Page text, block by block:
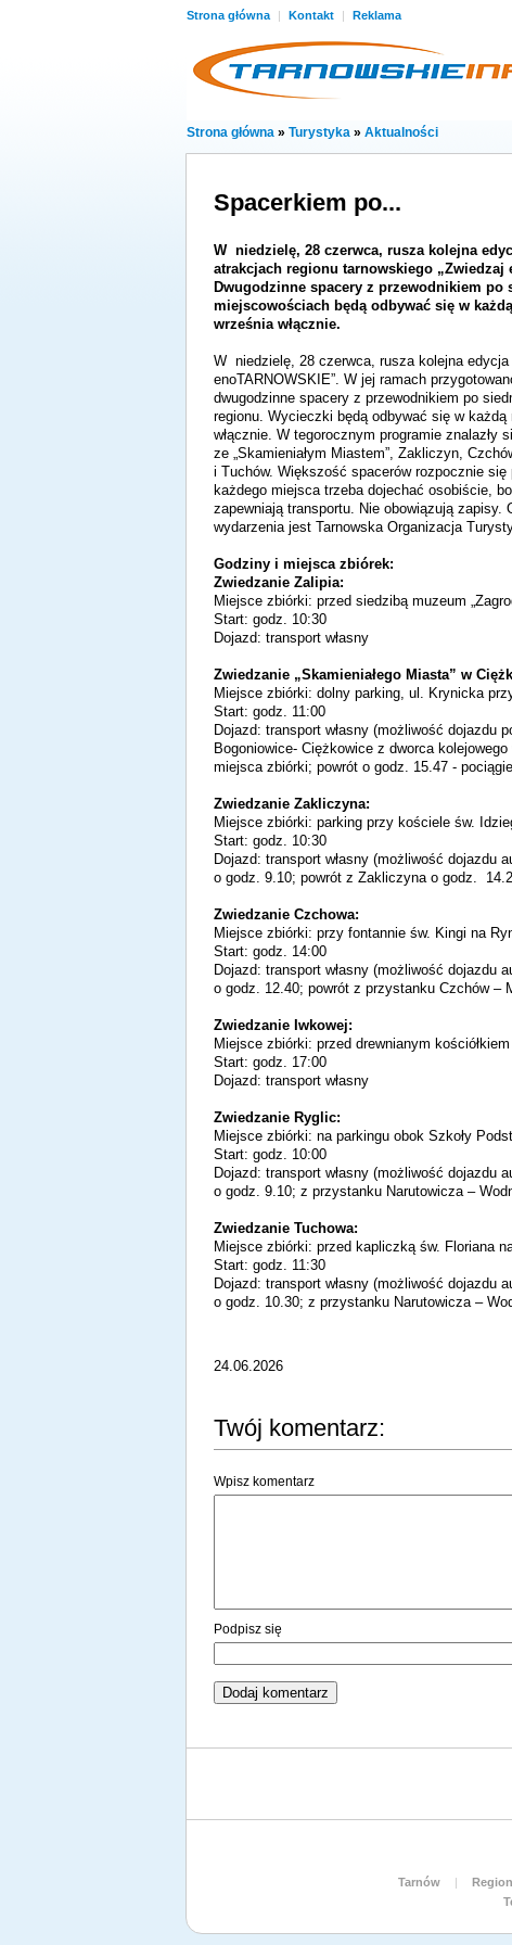
Strona główna | Kontakt | Reklama
Strona główna » Turystyka » Aktualności
Spacerkiem po...
W niedzielę, 28 czerwca, rusza kolejna
atrakcjach regionu tarnowskiego „Zwiedzaj
Dwugodzinne spacery z przewodnikiem po
miejscowościach będą odbywać się w
września włącznie.
W niedzielę, 28 czerwca, rusza kolejna edycja
enoTARNOWSKIE”. W jej ramach
dwugodzinne spacery z przewodnikiem po
regionu. Wycieczki będą odbywać się w
włącznie. W tegorocznym programie znalazły
ze „Skamieniałym Miastem”, Zakliczyn,
i Tuchów. Większość spacerów rozpocznie się
każdego miejsca trzeba dojechać osobiście,
zapewniają transportu. Nie obowiązują zapisy.
wydarzenia jest Tarnowska Organizacja
Godziny i miejsca zbiórek:
Zwiedzanie Zalipia:
Miejsce zbiórki: przed siedzibą muzeum
Start: godz. 10:30
Dojazd: transport własny
Zwiedzanie „Skamieniałego Miasta” w
Miejsce zbiórki: dolny parking, ul. Krynicka
Start: godz. 11:00
Dojazd: transport własny (możliwość dojazdu
Bogoniowice- Ciężkowice z dworca
miejsca zbiórki; powrót o godz. 15.47 -
Zwiedzanie Zakliczyna:
Miejsce zbiórki: parking przy kościele św.
Start: godz. 10:30
Dojazd: transport własny (możliwość dojazdu
o godz. 9.10; powrót z Zakliczyna o godz.
Zwiedzanie Czchowa:
Miejsce zbiórki: przy fontannie św. Kingi na
Start: godz. 14:00
Dojazd: transport własny (możliwość dojazdu
o godz. 12.40; powrót z przystanku Czchów –
Zwiedzanie Iwkowej:
Miejsce zbiórki: przed drewnianym
Start: godz. 17:00
Dojazd: transport własny
Zwiedzanie Ryglic:
Miejsce zbiórki: na parkingu obok Szkoły
Start: godz. 10:00
Dojazd: transport własny (możliwość dojazdu
o godz. 9.10; z przystanku Narutowicza –
Zwiedzanie Tuchowa:
Miejsce zbiórki: przed kapliczką św. Floriana
Start: godz. 11:30
Dojazd: transport własny (możliwość dojazdu
o godz. 10.30; z przystanku Narutowicza –
24.06.2026
Twój komentarz:
Wpisz komentarz
Podpisz się
Tarnów | Region